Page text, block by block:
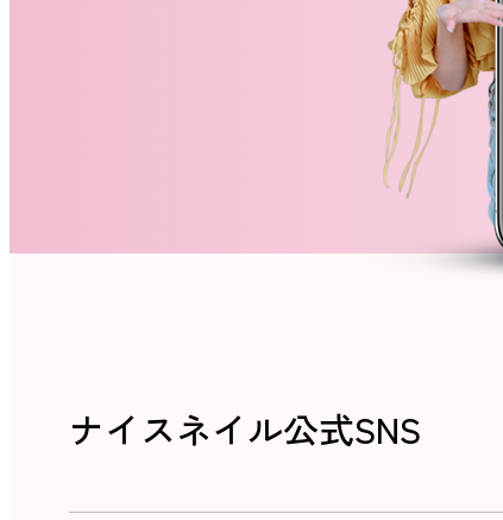
ナイスネイル公式SNS